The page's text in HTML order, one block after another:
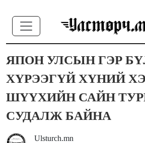
ЯПОН УЛСЫН ГЭР
ХҮРЭЭГҮЙ ХҮНИЙ
ШҮҮХИЙН САЙН
СУДАЛЖ БАЙНА
Ulsturch.mn